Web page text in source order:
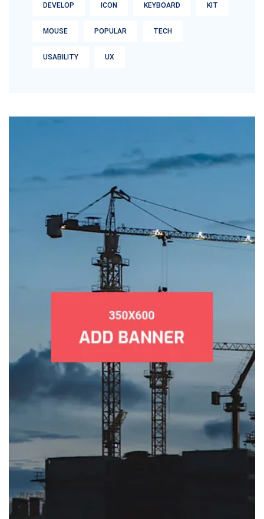
DEVELOP ICON KEYBOARD KIT
MOUSE POPULAR TECH
USABILITY UX